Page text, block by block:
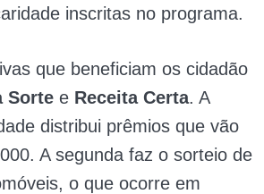
inscritas no programa.
que beneficiam os cidadão
Sorte e Receita Certa. A
distribui prêmios que vão
A segunda faz o sorteio de
o que ocorre em